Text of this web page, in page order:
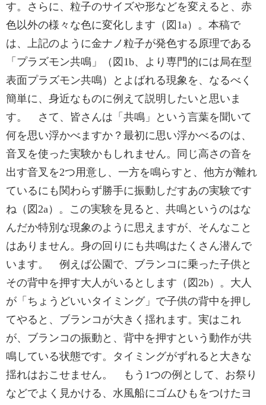
す。さらに、粒子のサイズや形などを変えると、赤
色以外の様々な色に変化します（図1a）。本稿で
は、上記のように金ナノ粒子が発色する原理である
「プラズモン共鳴」（図1b、より専門的には局在型
表面プラズモン共鳴）とよばれる現象を、なるべく
簡単に、身近なものに例えて説明したいと思いま
す。 さて、皆さんは「共鳴」という言葉を聞いて
何を思い浮かべますか？最初に思い浮かべるのは、
音叉を使った実験かもしれません。同じ高さの音を
出す音叉を2つ用意し、一方を鳴らすと、他方が離れ
ているにも関わらず勝手に振動しだすあの実験です
ね（図2a）。この実験を見ると、共鳴というのはな
んだか特別な現象のように思えますが、そんなこと
はありません。身の回りにも共鳴はたくさん潜んで
います。 例えば公園で、ブランコに乗った子供と
その背中を押す大人がいるとします（図2b）。大人
が「ちょうどいいタイミング」で子供の背中を押し
てやると、ブランコが大きく揺れます。実はこれ
が、ブランコの振動と、背中を押すという動作が共
鳴している状態です。タイミングがずれると大きな
揺れはおこせません。 もう1つの例として、お祭り
などでよく見かける、水風船にゴムひもをつけたヨ